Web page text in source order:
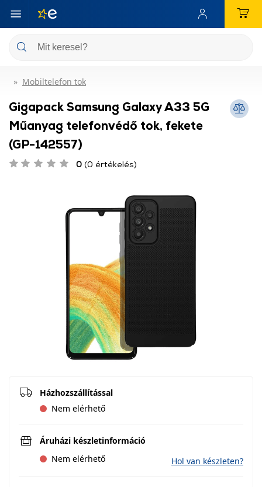
Mobiltelefon tok
Gigapack Samsung Galaxy A33 5G
Műanyag telefonvédő tok, fekete
(GP-142557)
0 (0 értékelés)
Házhozszállítással
Nem elérhető
Áruházi készletinformáció
Nem elérhető
Hol van készleten?